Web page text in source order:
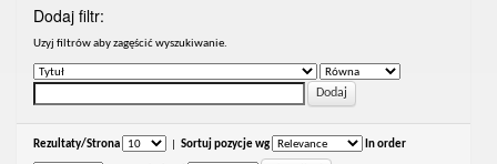
Dodaj filtr:
Uzyj filtrów aby zagęścić wyszukiwanie.
Rezultaty/Strona Sortuj pozycje wg In order